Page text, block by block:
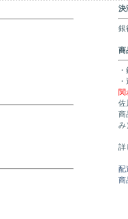
決
銀
商
関
佐
商
み
詳
配
商